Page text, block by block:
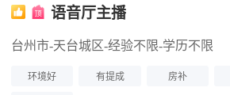
语音厅主播
台州市-天台城区-经验不限-学历不限
环境好 有提成 房补